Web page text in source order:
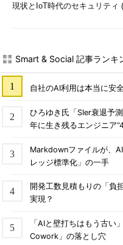
現状とIoT時代のセキュリティ
Smart & Social 記事ランキ
自社のAI利用は本当に安
ひろゆき氏「SIer衰退予
年に生き残るエンジニア
Markdownファイルが、
レッジ標準化」の一手
開発工数見積もりの「負
実現？
「AIと壁打ちはもう古
Cowork」の落とし穴